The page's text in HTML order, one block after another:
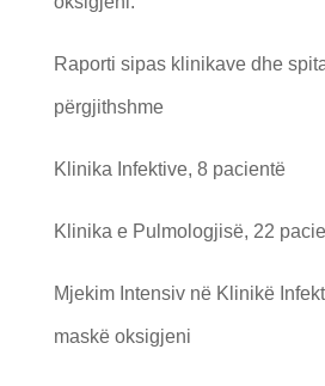
Raporti sipas klinikave dhe
përgjithshme
Klinika Infektive, 8 pacientë
Klinika e Pulmologjisë, 22
Mjekim Intensiv në Klinikë
maskë oksigjeni